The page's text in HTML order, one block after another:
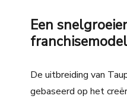
Een
franchisemodel
De uitbreiding van
gebaseerd op het